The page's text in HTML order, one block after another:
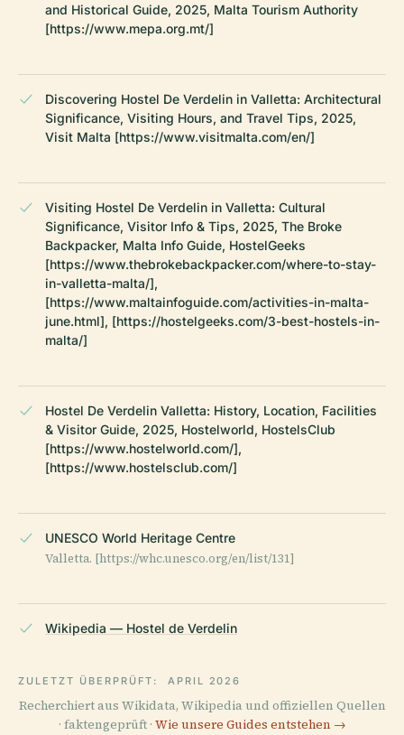
and Historical Guide, 2025, Malta Tourism Authority
[https://www.mepa.org.mt/]
Discovering Hostel De Verdelin in Valletta: Architectural
Significance, Visiting Hours, and Travel Tips, 2025,
Visit Malta [https://www.visitmalta.com/en/]
Visiting Hostel De Verdelin in Valletta: Cultural
Significance, Visitor Info & Tips, 2025, The Broke
Backpacker, Malta Info Guide, HostelGeeks
[https://www.thebrokebackpacker.com/where-to-stay-
in-valletta-malta/],
[https://www.maltainfoguide.com/activities-in-malta-
june.html], [https://hostelgeeks.com/3-best-hostels-in-
malta/]
Hostel De Verdelin Valletta: History, Location, Facilities
& Visitor Guide, 2025, Hostelworld, HostelsClub
[https://www.hostelworld.com/],
[https://www.hostelsclub.com/]
UNESCO World Heritage Centre
Valletta. [https://whc.unesco.org/en/list/131]
Wikipedia — Hostel de Verdelin
ZULETZT ÜBERPRÜFT: APRIL 2026
Recherchiert aus Wikidata, Wikipedia und offiziellen Quellen
· faktengeprüft · Wie unsere Guides entstehen →